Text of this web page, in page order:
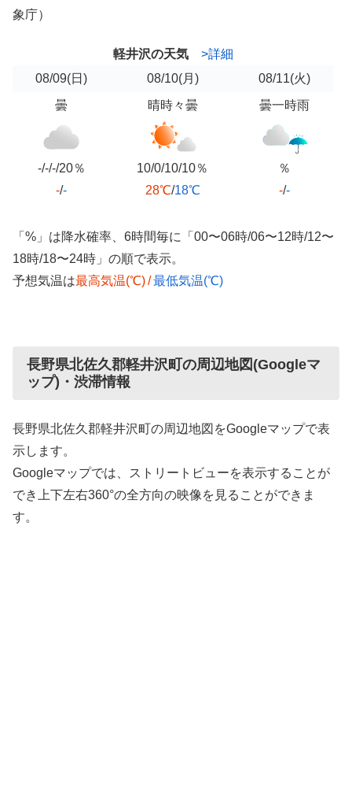
象庁）
軽井沢の天気
>詳細
08/09(日) 08/10(月) 08/11(火)
曇
-/-/-/20％
-/-
晴時々曇
10/0/10/10％
28℃/18℃
曇一時雨
％
-/-
「%」は降水確率、6時間毎に「00〜06時/06〜12時/12〜
18時/18〜24時」の順で表示。
予想気温は最高気温(℃)/最低気温(℃)
長野県北佐久郡軽井沢町の周辺地図(Googleマ
ップ)・渋滞情報
長野県北佐久郡軽井沢町の周辺地図をGoogleマップで表
示します。
Googleマップでは、ストリートビューを表示することが
でき上下左右360°の全方向の映像を見ることができま
す。